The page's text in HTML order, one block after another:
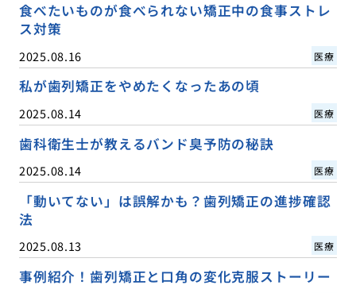
食べたいものが食べられない矯正中の食事ストレ
ス対策
2025.08.16 医療
私が歯列矯正をやめたくなったあの頃
2025.08.14 医療
歯科衛生士が教えるバンド臭予防の秘訣
2025.08.14 医療
「動いてない」は誤解かも？歯列矯正の進捗確認
法
2025.08.13 医療
事例紹介！歯列矯正と口角の変化克服ストーリー